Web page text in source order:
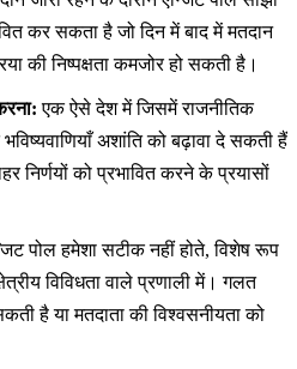
कर सकता है जो दिन में बाद में मतदान
की निष्पक्षता कमजोर हो सकती है।
एक ऐसे देश में जिसमें राजनीतिक
अशांति को बढ़ावा दे सकती हैं
निर्णयों को प्रभावित करने के प्रयासों
पोल हमेशा सटीक नहीं होते, विशेष रूप
विविधता वाले प्रणाली में। गलत
है या मतदाता की विश्वसनीयता को